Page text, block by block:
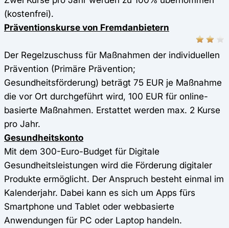
(kostenfrei).
Präventionskurse von Fremdanbietern
Der Regelzuschuss für Maßnahmen der individuellen
Prävention (Primäre Prävention;
Gesundheitsförderung) beträgt 75 EUR je Maßnahme
die vor Ort durchgeführt wird, 100 EUR für online-
basierte Maßnahmen. Erstattet werden max. 2 Kurse
pro Jahr.
Gesundheitskonto
Mit dem 300-Euro-Budget für Digitale
Gesundheitsleistungen wird die Förderung digitaler
Produkte ermöglicht. Der Anspruch besteht einmal im
Kalenderjahr. Dabei kann es sich um Apps fürs
Smartphone und Tablet oder webbasierte
Anwendungen für PC oder Laptop handeln.